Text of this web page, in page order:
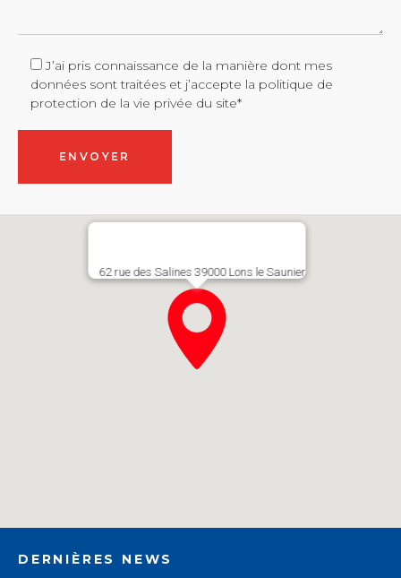
J’ai pris connaissance de la manière dont mes
données sont traitées et j’accepte la politique de
protection de la vie privée du site*
62 rue des Salines 39000 Lons le Saunier​
DERNIÈRES NEWS